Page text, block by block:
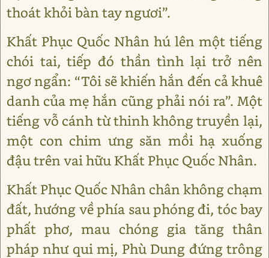
thoát khỏi bàn tay ngươi”.
Khất Phục Quốc Nhân hú lên một tiếng
chói tai, tiếp đó thần tình lại trở nên
ngơ ngẩn: “Tôi sẽ khiến hắn đến cả khuê
danh của mẹ hắn cũng phải nói ra”. Một
tiếng vỗ cánh từ thinh không truyền lại,
một con chim ưng săn mồi hạ xuống
đậu trên vai hữu Khất Phục Quốc Nhân.
Khất Phục Quốc Nhân chân không chạm
đất, hướng về phía sau phóng đi, tóc bay
phất phơ, mau chóng gia tăng thân
pháp như qui mị, Phù Dung đứng trông